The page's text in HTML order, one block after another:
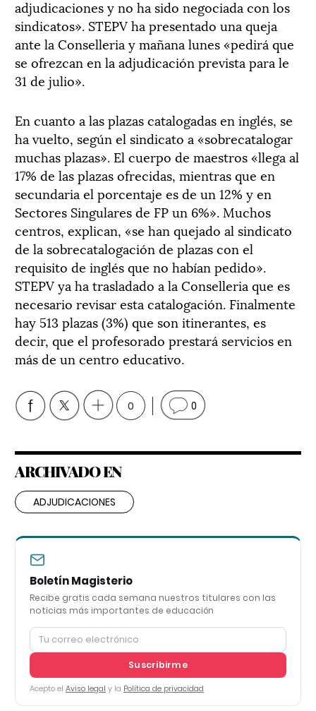
adjudicaciones y no ha sido negociada con los
sindicatos». STEPV ha presentado una queja
ante la Conselleria y mañana lunes «pedirá que
se ofrezcan en la adjudicación prevista para le
31 de julio».
En cuanto a las plazas catalogadas en inglés, se
ha vuelto, según el sindicato a «sobrecatalogar
muchas plazas». El cuerpo de maestros «llega al
17% de las plazas ofrecidas, mientras que en
secundaria el porcentaje es de un 12% y en
Sectores Singulares de FP un 6%». Muchos
centros, explican, «se han quejado al sindicato
de la sobrecatalogación de plazas con el
requisito de inglés que no habían pedido».
STEPV ya ha trasladado a la Conselleria que es
necesario revisar esta catalogación. Finalmente
hay 513 plazas (3%) que son itinerantes, es
decir, que el profesorado prestará servicios en
más de un centro educativo.
0 0
ARCHIVADO EN
ADJUDICACIONES
Boletín Magisterio
Recibe gratis cada semana nuestros titulares con las
noticias más importantes de educación
Suscribirme
Acepto el Aviso legal y la Política de privacidad